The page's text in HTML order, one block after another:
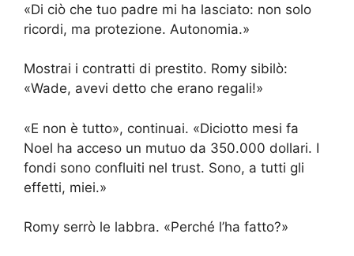
«Di ciò che tuo padre mi ha lasciato: non solo
ricordi, ma protezione. Autonomia.»
Mostrai i contratti di prestito. Romy sibilò:
«Wade, avevi detto che erano regali!»
«E non è tutto», continuai. «Diciotto mesi fa
Noel ha acceso un mutuo da 350.000 dollari. I
fondi sono confluiti nel trust. Sono, a tutti gli
effetti, miei.»
Romy serrò le labbra. «Perché l’ha fatto?»